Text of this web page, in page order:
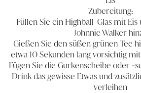
Zubereitung:
Füllen Sie ein Highball-Glas mit Eis
Johnnie Walker
Gießen Sie den süßen grünen Tee
etwa 10 Sekunden lang vorsichtig
Fügen Sie die Gurkenscheibe oder -
Drink das gewisse Etwas und
verleihen